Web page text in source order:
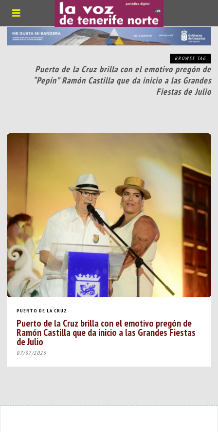
BROWSE TAG
Puerto de la Cruz brilla con el emotivo pregón de
“Pepín” Ramón Castilla que da inicio a las Grandes
Fiestas de Julio
PUERTO DE LA CRUZ
Puerto de la Cruz brilla con el emotivo pregón de
Ramón Castilla que da inicio a las Grandes Fiestas
de Julio
07/07/2025